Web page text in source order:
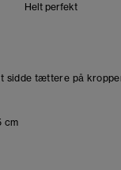
Helt perfekt
sidde tættere på
cm